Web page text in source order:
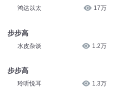
鸿达以太 17万
步步高
水皮杂谈 1.2万
步步高
玲听悦耳 1.3万